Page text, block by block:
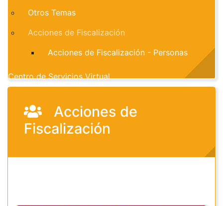
Acciones de
Fiscalización
Otros Temas
Acciones de Fiscalización
Acciones de Fiscalización - Personas
Centro de Servicios Virtual